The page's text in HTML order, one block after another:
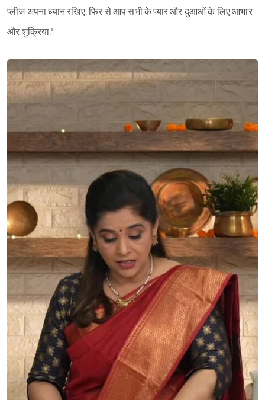
प्लीज अपना ध्यान रखिए. फिर से आप सभी के प्यार और दुआओं के लिए आभार
और शुक्रिया."